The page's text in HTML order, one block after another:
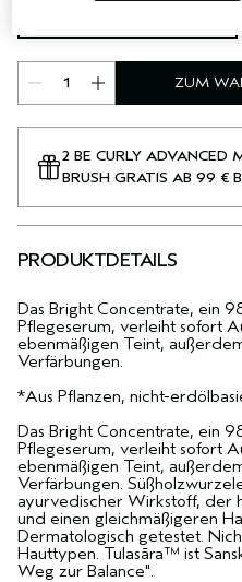
ZUM
2 BE CURLY ADVANCED
BRUSH GRATIS AB 99 €
PRODUKTDETAILS
Das Bright Concentrate, ein
Pflegeserum, verleiht sofort
ebenmäßigen Teint,
Verfärbungen.
*Aus Pflanzen, nicht-
Das Bright Concentrate, ein
Pflegeserum, verleiht sofort
ebenmäßigen Teint,
Verfärbungen.
ayurvedischer Wirkstoff, der
und einen gleichmäßigeren
Dermatologisch getestet.
Hauttypen. Tulasāra™ ist
Weg zur Balance".